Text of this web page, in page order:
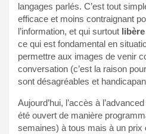
langages parlés. C’est tout
efficace et moins contraignant
l’information, et qui surtout
ce qui est fondamental en
permettre aux images de venir
conversation (c’est la raison
sont désagréables et
Aujourd’hui, l’accès à
été ouvert de manière
semaines) à tous mais à un prix